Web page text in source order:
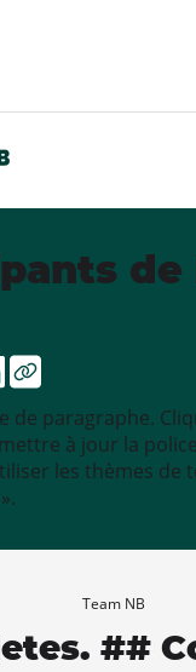
de
de paragraphe.
à jour la
les thèmes de
Team NB
##